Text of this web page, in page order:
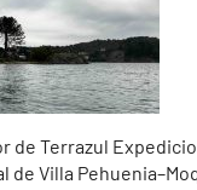
de Terrazul
Villa